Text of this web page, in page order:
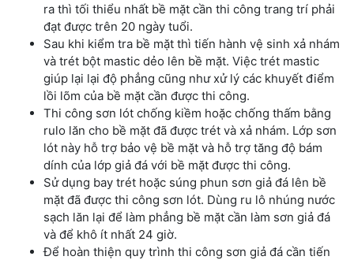
ra thì tối thiểu nhất bề mặt cần thi công trang trí phải
đạt được trên 20 ngày tuổi.
Sau khi kiểm tra bề mặt thì tiến hành vệ sinh xả nhám
và trét bột mastic dẻo lên bề mặt. Việc trét mastic
giúp lại lại độ phẳng cũng như xử lý các khuyết điểm
lồi lõm của bề mặt cần được thi công.
Thi công sơn lót chống kiềm hoặc chống thấm bằng
rulo lăn cho bề mặt đã được trét và xả nhám. Lớp sơn
lót này hỗ trợ bảo vệ bề mặt và hỗ trợ tăng độ bám
dính của lớp giả đá với bề mặt được thi công.
Sử dụng bay trét hoặc súng phun sơn giả đá lên bề
mặt đã được thi công sơn lót. Dùng ru lô nhúng nước
sạch lăn lại để làm phẳng bề mặt cần làm sơn giả đá
và để khô ít nhất 24 giờ.
Để hoàn thiện quy trình thi công sơn giả đá cần tiến